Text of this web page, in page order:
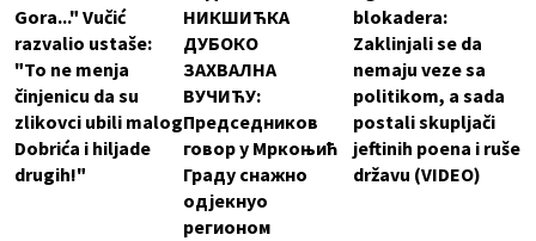
Gora..." Vučić
razvalio ustaše:
"To ne menja
činjenicu da su
zlikovci ubili malog
Dobrića i hiljade
drugih!"
НИКШИЋКА
ДУБОКО
ЗАХВАЛНА
ВУЧИЋУ:
Председников
говор у Мркоњић
Граду снажно
одјекнуо
регионом
blokadera:
Zaklinjali se da
nemaju veze sa
politikom, a sada
postali skupljači
jeftinih poena i ruše
državu (VIDEO)